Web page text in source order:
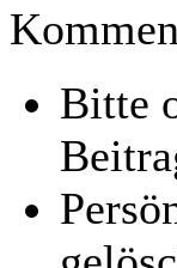
Bitte